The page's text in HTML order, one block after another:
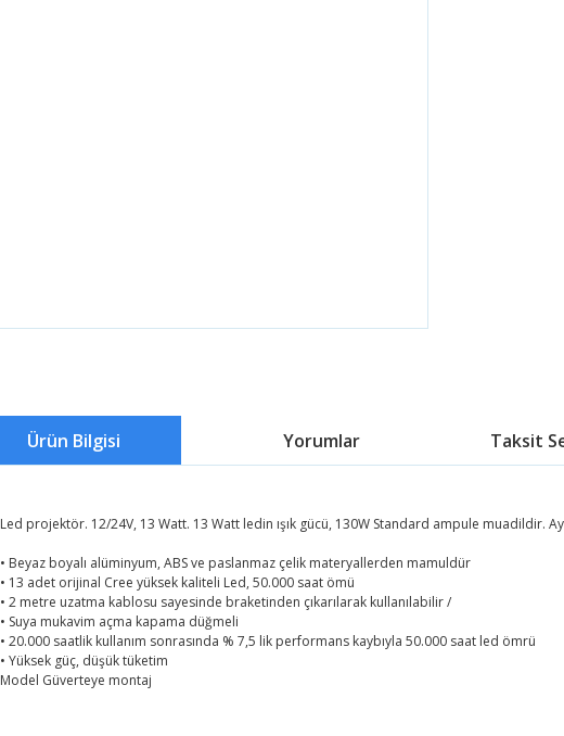
Ürün Bilgisi Yorumlar Taksit
Led projektör. 12/24V, 13 Watt. 13 Watt ledin ışık gücü, 130W Standard ampule muadildir.
• Beyaz boyalı alüminyum, ABS ve paslanmaz çelik materyallerden mamuldür
• 13 adet orijinal Cree yüksek kaliteli Led, 50.000 saat ömü
• 2 metre uzatma kablosu sayesinde braketinden çıkarılarak kullanılabilir /
• Suya mukavim açma kapama düğmeli
• 20.000 saatlik kullanım sonrasında % 7,5 lik performans kaybıyla 50.000 saat led ömrü
• Yüksek güç, düşük tüketim
Model Güverteye montaj